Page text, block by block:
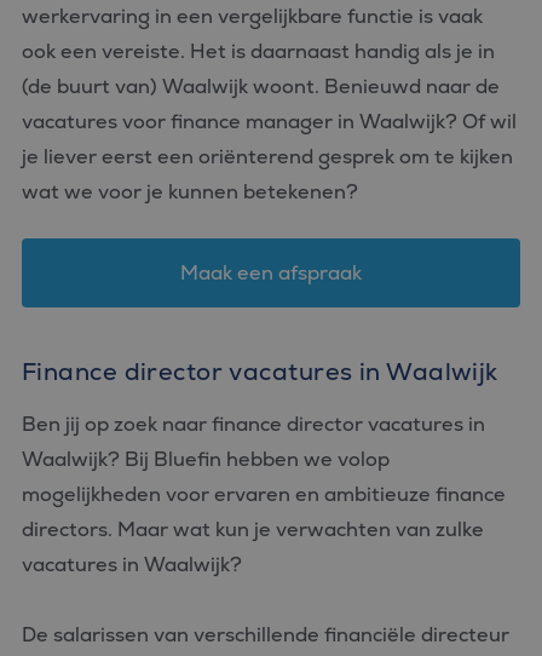
werkervaring in een vergelijkbare functie is vaak
ook een vereiste. Het is daarnaast handig als je in
(de buurt van) Waalwijk woont. Benieuwd naar de
vacatures voor finance manager in Waalwijk? Of wil
je liever eerst een oriënterend gesprek om te kijken
wat we voor je kunnen betekenen?
Maak een afspraak
Finance director vacatures in Waalwijk
Ben jij op zoek naar finance director vacatures in
Waalwijk? Bij Bluefin hebben we volop
mogelijkheden voor ervaren en ambitieuze finance
directors. Maar wat kun je verwachten van zulke
vacatures in Waalwijk?
De salarissen van verschillende financiële directeur